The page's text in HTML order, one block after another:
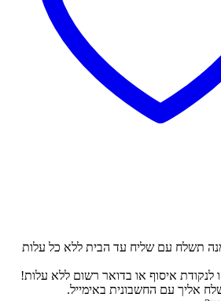
ש"ח ההזמנה תשלח עם שליח עד הבית ללא כל עלות
אליך עם החשבונית באימייל.